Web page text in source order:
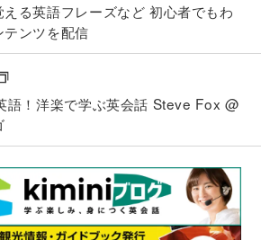
too. / I guess so. など
て「そう思う」と言いたいとき、
方ができます。それぞれの違い
い分けができるようになりま
「そう思わない」「そうではな
」といった反対する意思や気持
になります。
える英語フレーズなど 初心者でもわ
テンツを配信
語！洋楽で学ぶ英会話 Steve Fox @